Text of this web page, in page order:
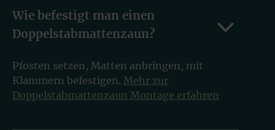
Wie befestigt man einen
Doppelstabmattenzaun?
Pfosten setzen, Matten anbringen, mit
Klammern befestigen. Mehr zur
Doppelstabmattenzaun Montage erfahren